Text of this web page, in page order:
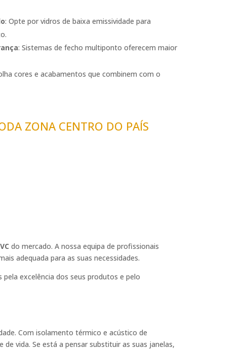
: Opte por vidros de baixa emissividade para
: Sistemas de fecho multiponto oferecem maior
cores e acabamentos que combinem com o
ZONA CENTRO DO PAÍS
do mercado. A nossa equipa de profissionais
adequada para as suas necessidades.
excelência dos seus produtos e pelo
Com isolamento térmico e acústico de
vida. Se está a pensar substituir as suas janelas,